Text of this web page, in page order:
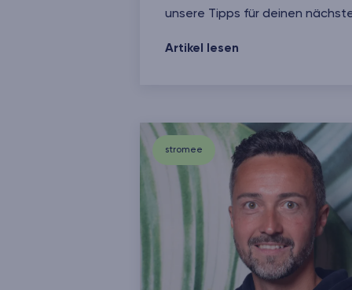
unsere Tipps für deinen
Die besten Tipps für
Artikel lesen
stromee